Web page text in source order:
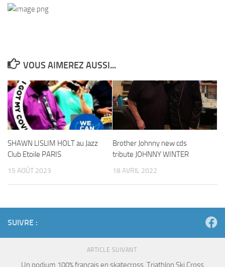
VOUS AIMEREZ AUSSI...
SHAWN LISLIM HOLT au Jazz
Club Etoile PARIS
15 AOÛT 2023
Brother Johnny new cds
tribute JOHNNY WINTER
18 AVRIL 2022
SUIVRE :
ARTICLE SUIVANT
Un podium 100% français en skatecross ,Triathlon Ski Cross